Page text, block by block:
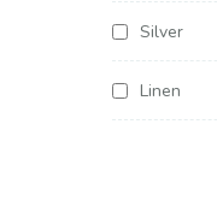
Silver
Linen